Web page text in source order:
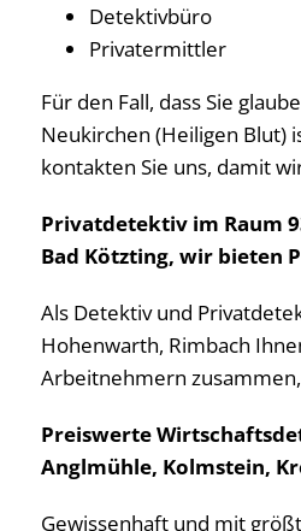
Detektivbüro
Privatermittler
Für den Fall, dass Sie
Neukirchen (Heiligen Blut)
kontakten Sie uns, damit
Privatdetektiv im Raum
Bad Kötzting, wir bieten
Als Detektiv und
Hohenwarth, Rimbach
Arbeitnehmern
Preiswerte
Anglmühle, Kolmstein,
Gewissenhaft und mit